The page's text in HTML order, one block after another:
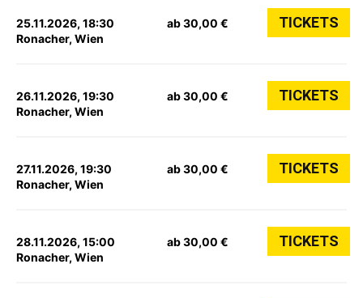
25.11.2026, 18:30
Ronacher, Wien
ab 30,00 € TICKETS
26.11.2026, 19:30
Ronacher, Wien
ab 30,00 € TICKETS
27.11.2026, 19:30
Ronacher, Wien
ab 30,00 € TICKETS
28.11.2026, 15:00
Ronacher, Wien
ab 30,00 € TICKETS